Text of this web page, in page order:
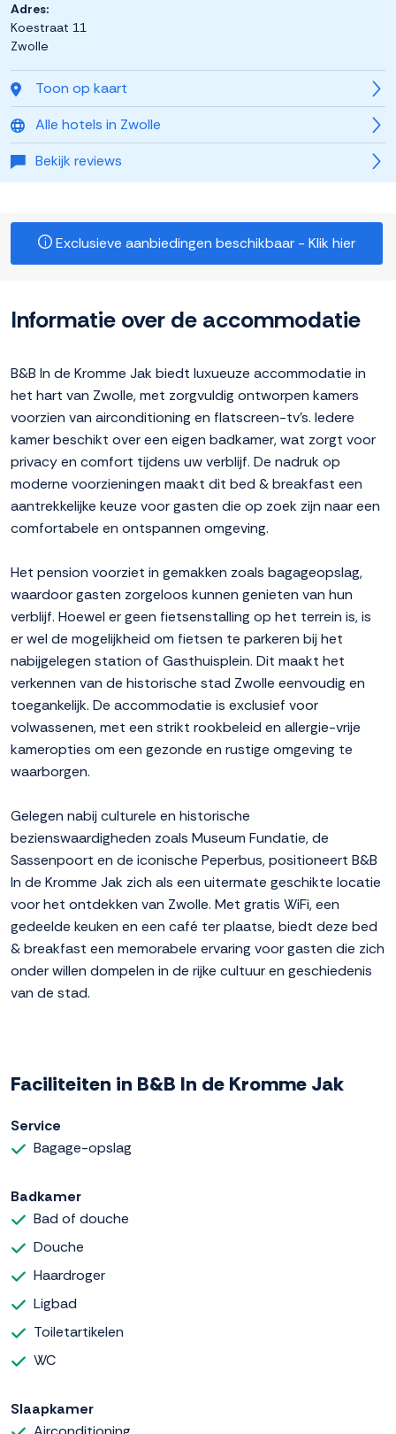
Toon op kaart
Alle hotels in Zwolle
Bekijk reviews
Adres:
Koestraat 11
Zwolle
Exclusieve aanbiedingen beschikbaar - Klik hier
Informatie over de accommodatie
B&B In de Kromme Jak biedt luxueuze accommodatie in
het hart van Zwolle, met zorgvuldig ontworpen kamers
voorzien van airconditioning en flatscreen-tv's. Iedere
kamer beschikt over een eigen badkamer, wat zorgt voor
privacy en comfort tijdens uw verblijf. De nadruk op
moderne voorzieningen maakt dit bed & breakfast een
aantrekkelijke keuze voor gasten die op zoek zijn naar een
comfortabele en ontspannen omgeving.
Het pension voorziet in gemakken zoals bagageopslag,
waardoor gasten zorgeloos kunnen genieten van hun
verblijf. Hoewel er geen fietsenstalling op het terrein is, is
er wel de mogelijkheid om fietsen te parkeren bij het
nabijgelegen station of Gasthuisplein. Dit maakt het
verkennen van de historische stad Zwolle eenvoudig en
toegankelijk. De accommodatie is exclusief voor
volwassenen, met een strikt rookbeleid en allergie-vrije
kameropties om een gezonde en rustige omgeving te
waarborgen.
Gelegen nabij culturele en historische
bezienswaardigheden zoals Museum Fundatie, de
Sassenpoort en de iconische Peperbus, positioneert B&B
In de Kromme Jak zich als een uitermate geschikte locatie
voor het ontdekken van Zwolle. Met gratis WiFi, een
gedeelde keuken en een café ter plaatse, biedt deze bed
& breakfast een memorabele ervaring voor gasten die zich
onder willen dompelen in de rijke cultuur en geschiedenis
van de stad.
Faciliteiten in B&B In de Kromme Jak
Service
Bagage-opslag
Badkamer
Bad of douche
Douche
Haardroger
Ligbad
Toiletartikelen
WC
Slaapkamer